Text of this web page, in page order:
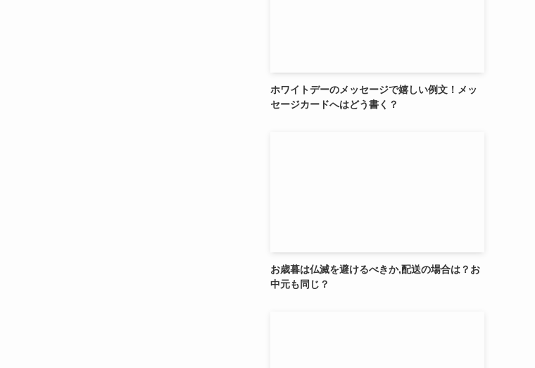
ホワイトデーのメッセージで嬉しい例文！メッ
セージカードへはどう書く？
お歳暮は仏滅を避けるべきか,配送の場合は？お
中元も同じ？